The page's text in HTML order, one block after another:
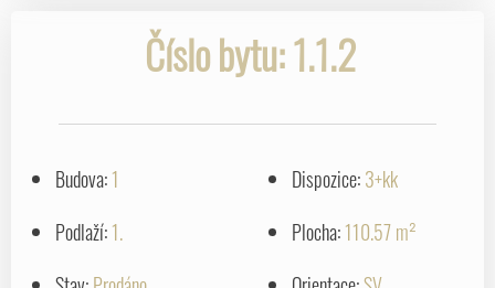
Číslo bytu: 1.1.2
Budova:1 Dispozice:3+kk
Podlaží:1.
Plocha:110.57 m²